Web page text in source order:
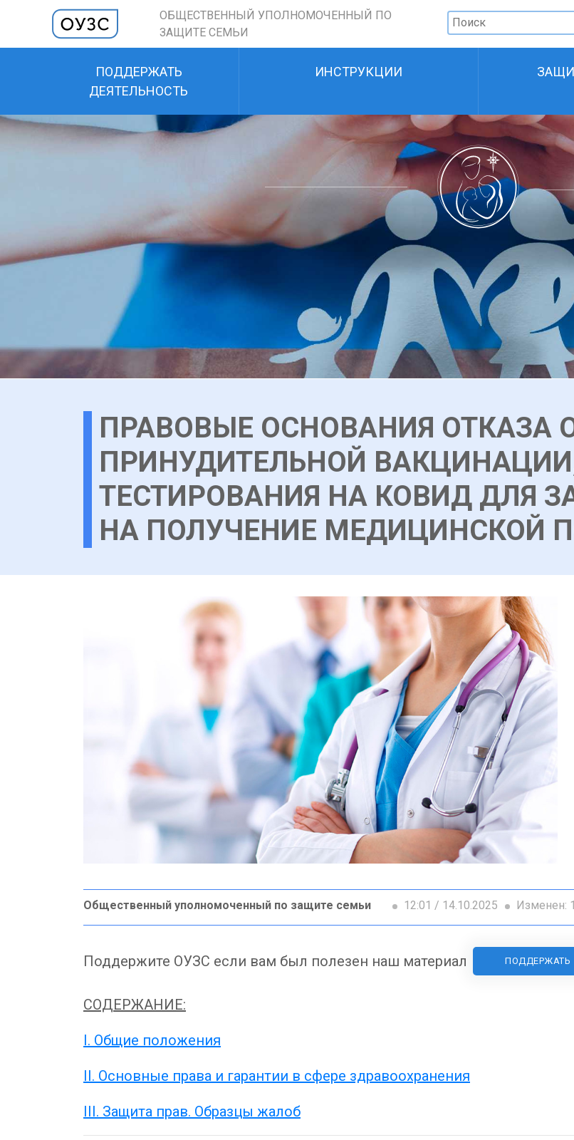
ОБЩЕСТВЕННЫЙ УПОЛНОМОЧЕННЫЙ ПО
ЗАЩИТЕ СЕМЬИ
ПОДДЕРЖАТЬ
ДЕЯТЕЛЬНОСТЬ
ИНСТРУКЦИИ
ПРАВОВЫЕ ОСНОВАНИЯ ОТКАЗА
ПРИНУДИТЕЛЬНОЙ
ТЕСТИРОВАНИЯ НА КОВИД ДЛЯ
НА ПОЛУЧЕНИЕ МЕДИЦИНСКОЙ
Общественный уполномоченный по защите семьи 12:01 / 14.10.2025 Изменен:
Поддержите ОУЗС если вам был полезен наш материал ПОДДЕРЖАТЬ
СОДЕРЖАНИЕ:
I. Общие положения
II. Основные права и гарантии в сфере здравоохранения
III. Защита прав. Образцы жалоб